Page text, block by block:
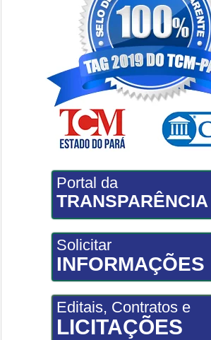
Portal da
TRANSPARÊNCIA
Solicitar
INFORMAÇÕES
Editais, Contratos e
LICITAÇÕES